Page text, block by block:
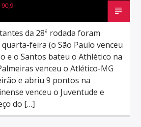
da 28ª rodada foram
feira (o São Paulo venceu
e o Santos bateu o Athlético na
venceu o Atlético-MG
e abriu 9 pontos na
venceu o Juventude e
do […]